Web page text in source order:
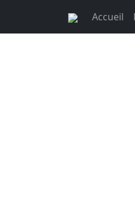
Accueil